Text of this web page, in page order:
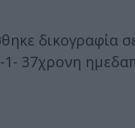
δικογραφία
37χρονη